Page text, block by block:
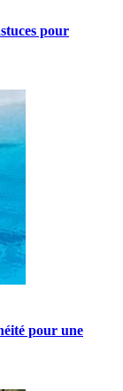
pour
pour une